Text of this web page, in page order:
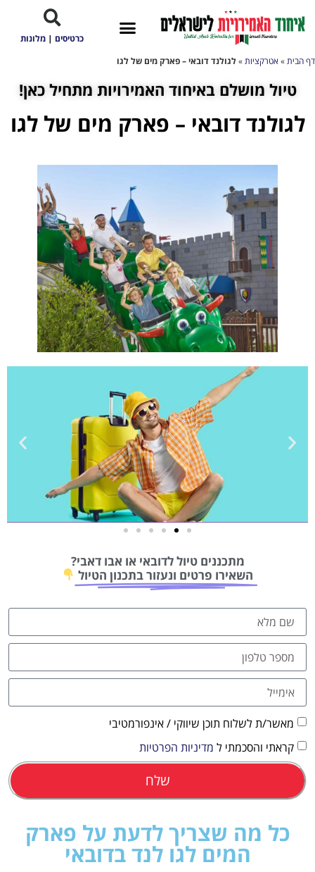
כרטיסים | מלונות
דף הבית»אטרקציות»לגולנד דובאי – פארק מים של לגו
טיול מושלם באיחוד האמירויות מתחיל כאן!
לגולנד דובאי – פארק מים של לגו
מציאת
טיסה זולה?
מתכננים טיול לדובאי או אבו דאבי?
השאירו פרטים ונעזור בתכנון הטיול
מאשר/ת לשלוח תוכן שיווקי / אינפורמטיבי
קראתי והסכמתי ל מדיניות הפרטיות
שלח
כל מה שצריך לדעת על פארק
המים לגו לנד בדובאי